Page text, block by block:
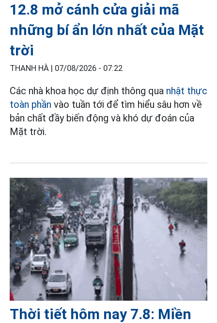
12.8 mở cánh cửa giải mã
những bí ẩn lớn nhất của Mặt
trời
THANH HÀ | 07/08/2026 - 07:22
Các nhà khoa học dự định thông qua nhật thực
toàn phần vào tuần tới để tìm hiểu sâu hơn về
bản chất đầy biến động và khó dự đoán của
Mặt trời.
Thời tiết hôm nay 7.8: Miền